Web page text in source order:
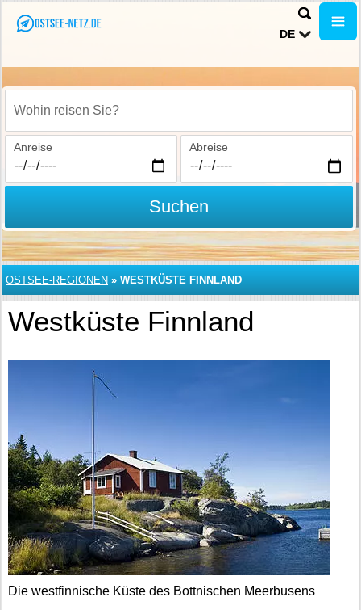
DE
Wohin reisen Sie?
Anreise Abreise
Suchen
OSTSEE-REGIONEN » WESTKÜSTE FINNLAND
Westküste Finnland
Die westfinnische Küste des Bottnischen Meerbusens